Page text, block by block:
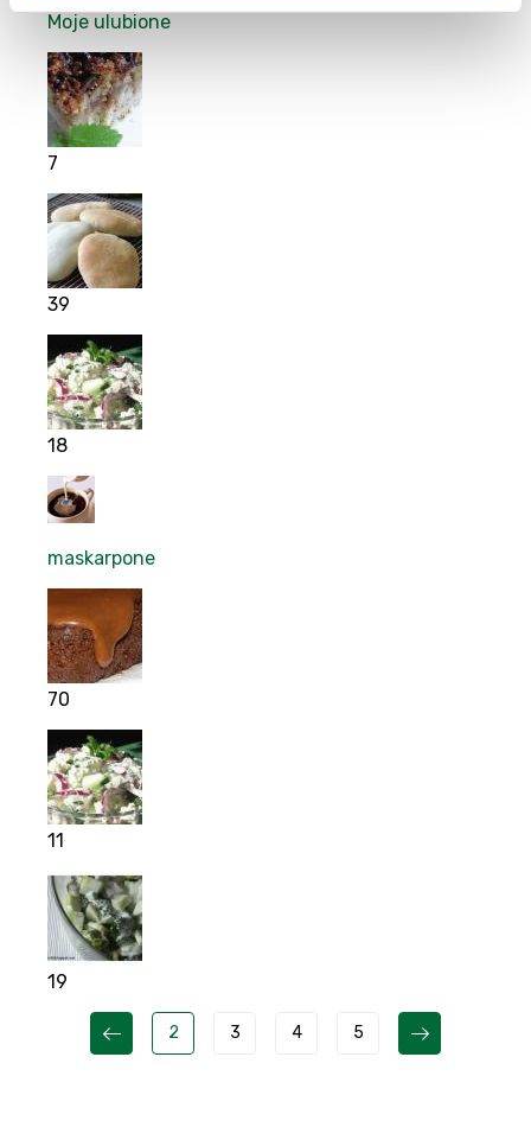
Moje ulubione
7
39
18
maskarpone
70
11
19
2 3 4 5